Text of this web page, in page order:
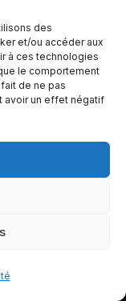
des
et/ou accéder aux
à ces technologies
le comportement
de ne pas
avoir un effet négatif
peut